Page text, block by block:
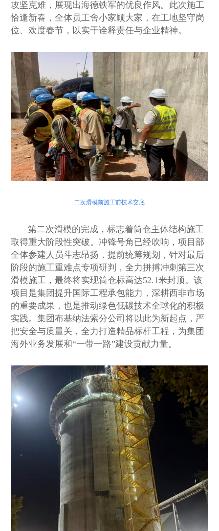
攻坚克难，展现出海德铁军的优良作风。此次施工
恰逢新春，全体员工舍小家顾大家，在工地坚守岗
位、欢度春节，以实干诠释责任与企业精神。
二次滑模前施工前技术交底
第二次滑模的完成，标志着筒仓主体结构施工
取得重大阶段性突破。冲锋号角已经吹响，项目部
全体参建人员斗志昂扬，提前统筹规划，针对最后
阶段的施工重难点专项研判，全力拼搏冲刺第三次
滑模施工，最终将实现筒仓标高达52.1米封顶。该
项目是集团提升国际工程承包能力，深耕西非市场
的重要成果，也是推动绿色低碳技术全球化的积极
实践。集团布基纳法索分公司将以此为新起点，严
把安全与质量关，全力打造精品标杆工程，为集团
海外业务发展和“一带一路”建设贡献力量。